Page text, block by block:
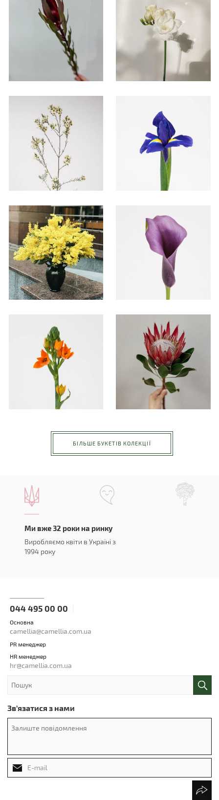
БІЛЬШЕ БУКЕТІВ КОЛЕКЦІЇ
Ми вже 32 роки на ринку
Виробляємо квіти в Україні з
1994 року
044 495 00 00
Основна
camellia@camellia.com.ua
PR менеджер
HR менеджер
hr@camellia.com.ua
Зв'язатися з нами